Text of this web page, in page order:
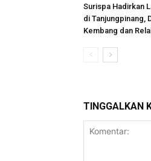
Surispa Hadirkan
di Tanjungpinang,
Kembang dan
TINGGALKAN